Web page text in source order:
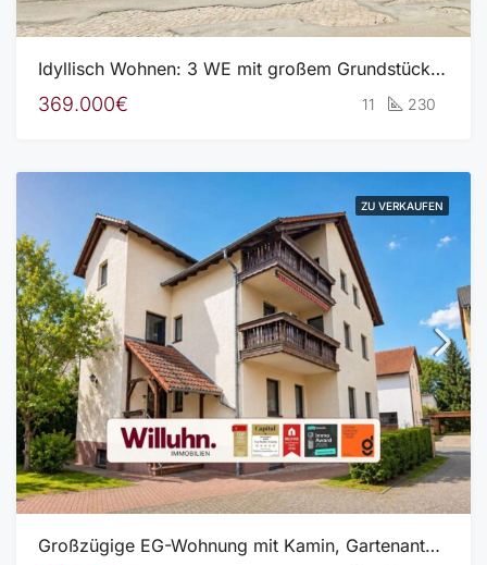
Idyllisch Wohnen: 3 WE mit großem Grundstück, Pool, Gartenhaus, Werkstatt
369.000€ 11 230
ZU VERKAUFEN
Großzügige EG-Wohnung mit Kamin, Gartenanteil & Garage | Komfortables Wohnen mit Hauscharakter